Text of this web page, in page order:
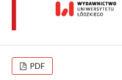
PDF